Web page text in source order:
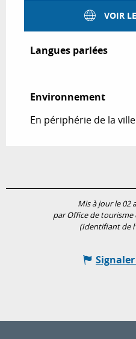
VOIR
Langues parlées
Langues parlées
Environnement
Environnement
En périphérie de la ville
Mis à jour le 02
par Office de tourisme
(Identifiant de